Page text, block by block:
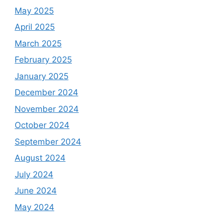
May 2025
April 2025
March 2025
February 2025
January 2025
December 2024
November 2024
October 2024
September 2024
August 2024
July 2024
June 2024
May 2024